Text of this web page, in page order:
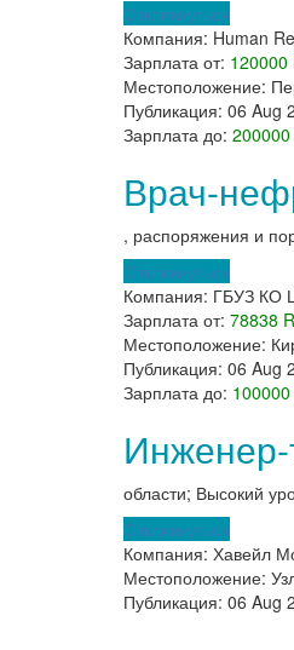
Откликнуться
Компания: Human
Зарплата от: 120000
Местоположение:
Публикация: 06 Aug
Зарплата до:
Врач-
, распоряжения и
Откликнуться
Компания: ГБУЗ КО
Зарплата от: 78838
Местоположение:
Публикация: 06 Aug
Зарплата до:
Инженер-
области; Высокий
Откликнуться
Компания: Хавейл
Местоположение:
Публикация: 06 Aug